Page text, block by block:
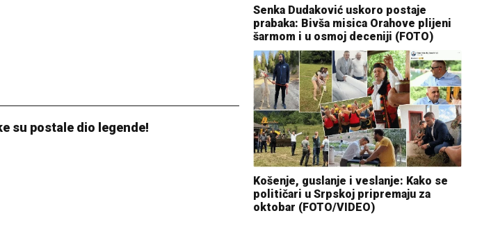
su postale dio legende!
Senka Dudaković uskoro postaje
prabaka: Bivša misica Orahove plijeni
šarmom i u osmoj deceniji (FOTO)
Košenje, guslanje i veslanje: Kako se
političari u Srpskoj pripremaju za
oktobar (FOTO/VIDEO)